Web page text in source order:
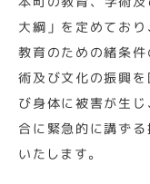
大綱」を定めてお
教育のための緒条
術及び文化の振興
び身体に被害が生
合に緊急的に講ず
いたします。